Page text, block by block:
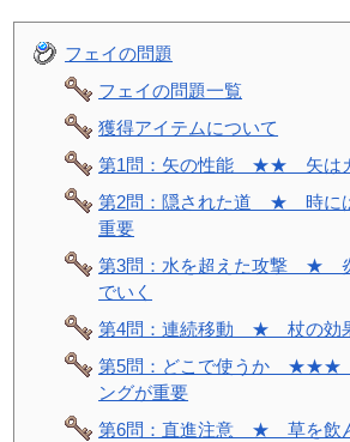
フェイの問題
フェイの問題一覧
獲得アイテムについて
第1問：矢の性能 ★★ 矢は
第2問：隠された道 ★ 時に
重要
第3問：水を超えた攻撃 ★
でいく
第4問：連続移動 ★ 杖の効
第5問：どこで使うか ★★★
ングが重要
第6問：直進注意 ★ 草を飲